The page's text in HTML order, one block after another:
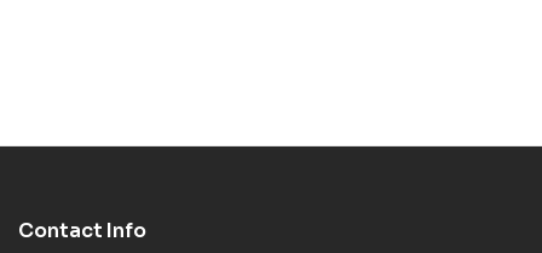
Contact Info